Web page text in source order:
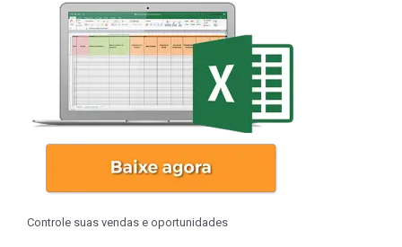
Controle suas vendas e oportunidades